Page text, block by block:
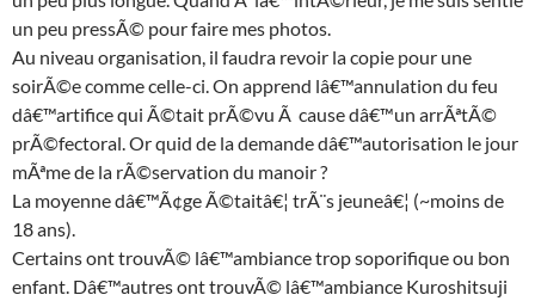
un peu pressÃ© pour faire mes photos.
Au niveau organisation, il faudra revoir la copie pour une
soirÃ©e comme celle-ci. On apprend lâ€™annulation du feu
dâ€™artifice qui Ã©tait prÃ©vu Ã cause dâ€™un arrÃªtÃ©
prÃ©fectoral. Or quid de la demande dâ€™autorisation le jour
mÃªme de la rÃ©servation du manoir ?
La moyenne dâ€™Ã¢ge Ã©taitâ€¦ trÃ¨s jeuneâ€¦ (~moins de
18 ans).
Certains ont trouvÃ© lâ€™ambiance trop soporifique ou bon
enfant. Dâ€™autres ont trouvÃ© lâ€™ambiance Kuroshitsuji